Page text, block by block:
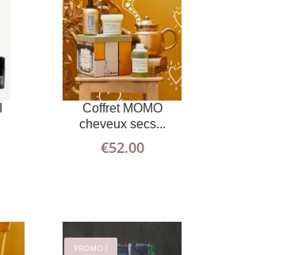
Coffret MOMO
cheveux secs...
€52.00
PROMO !
AJOUTER
AU PANIER
PLUS
D'INFOS